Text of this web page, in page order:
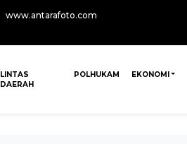
www.antarafoto.com
LINTAS
DAERAH
POLHUKAM EKONOMI